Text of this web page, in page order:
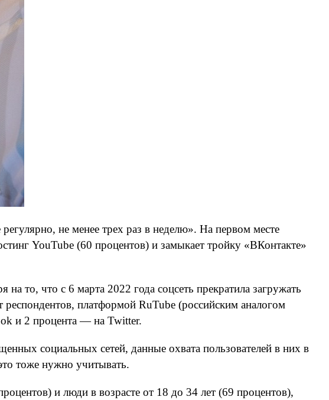
не менее трех раз в неделю». На первом месте
YouTube (60 процентов) и замыкает тройку «ВКонтакте»
то, что с 6 марта 2022 года соцсеть прекратила загружать
платформой RuTube (российским аналогом
и 2 процента — на Twitter.
социальных сетей, данные охвата пользователей в них в
тоже нужно учитывать.
и люди в возрасте от 18 до 34 лет (69 процентов),